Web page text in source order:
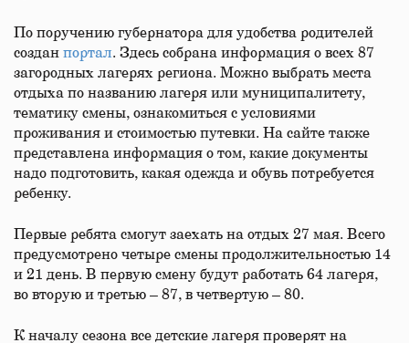
По поручению губернатора для удобства родителей
создан портал. Здесь собрана информация о всех 87
загородных лагерях региона. Можно выбрать места
отдыха по названию лагеря или муниципалитету,
тематику смены, ознакомиться с условиями
проживания и стоимостью путевки. На сайте также
представлена информация о том, какие документы
надо подготовить, какая одежда и обувь потребуется
ребенку.
Первые ребята смогут заехать на отдых 27 мая. Всего
предусмотрено четыре смены продолжительностью 14
и 21 день. В первую смену будут работать 64 лагеря,
во вторую и третью – 87, в четвертую – 80.
К началу сезона все детские лагеря проверят на